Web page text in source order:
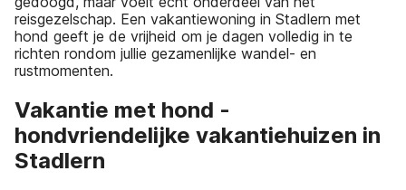
reisgezelschap. Een vakantiewoning in Stadlern met
hond geeft je de vrijheid om je dagen volledig in te
richten rondom jullie gezamenlijke wandel- en
rustmomenten.
Vakantie met hond -
hondvriendelijke vakantiehuizen in
Stadlern